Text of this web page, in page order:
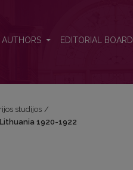
AUTHORS EDITORIAL BOARD
studijos /
1920-1922